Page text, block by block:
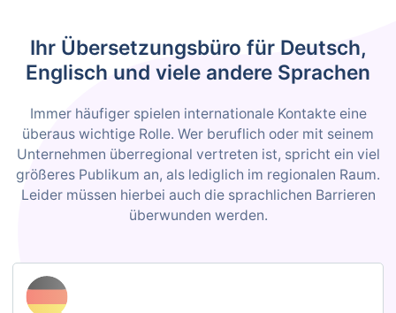
Ihr Übersetzungsbüro für Deutsch,
Englisch und viele andere Sprachen
Immer häufiger spielen internationale Kontakte eine
überaus wichtige Rolle. Wer beruflich oder mit seinem
Unternehmen überregional vertreten ist, spricht ein viel
größeres Publikum an, als lediglich im regionalen Raum.
Leider müssen hierbei auch die sprachlichen Barrieren
überwunden werden.